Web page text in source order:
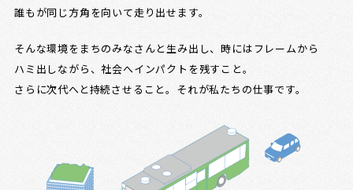
誰もが同じ方角を向いて走り出せます。
そんな環境をまちのみなさんと生み出し、時にはフレームから
ハミ出しながら、社会へインパクトを残すこと。
さらに次代へと持続させること。それが私たちの仕事です。